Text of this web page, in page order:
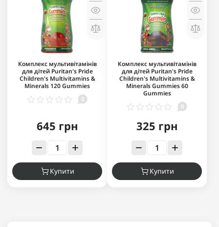
Комплекс мультивітамінів
для дітей Puritan's Pride
Children's Multivitamins &
Minerals 120 Gummies
0
645 грн
Купити
Комплекс мультивітамінів
для дітей Puritan's Pride
Children's Multivitamins &
Minerals Gummies 60
Gummies
0
325 грн
Купити